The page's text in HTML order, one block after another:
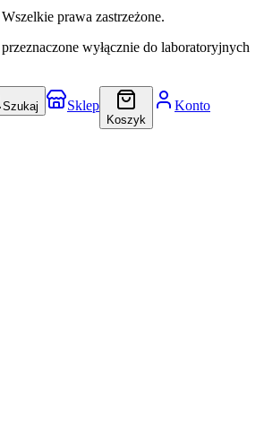
prawa zastrzeżone.
wyłącznie do laboratoryjnych
Szukaj Sklep
Koszyk
Konto